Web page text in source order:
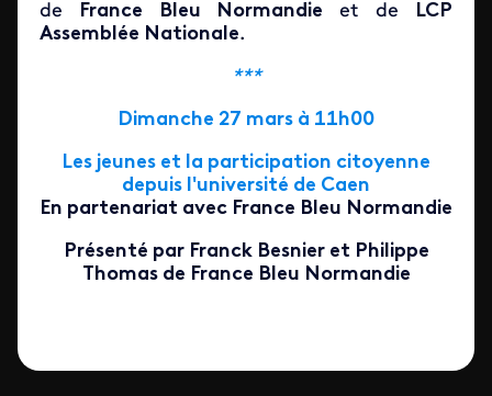
de France Bleu Normandie et de
LCP
Assemblée Nationale.
***
Dimanche 27 mars à 11h00
Les jeunes et la participation citoyenne
depuis l'université de Caen
En partenariat avec France Bleu Normandie
Présenté par Franck Besnier et Philippe
Thomas de France Bleu Normandie